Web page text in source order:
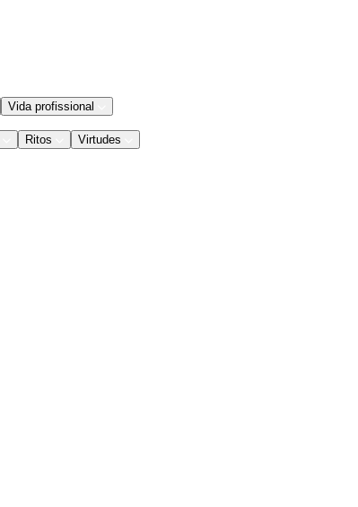
Vida profissional
Ritos Virtudes